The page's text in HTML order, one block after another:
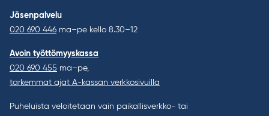
Jäsenpalvelu
020 690 446 ma–pe kello 8.30–12
Avoin työttömyyskassa
020 690 455 ma–pe,
tarkemmat ajat A-kassan verkkosivuilla
Puheluista veloitetaan vain paikallisverkko- tai